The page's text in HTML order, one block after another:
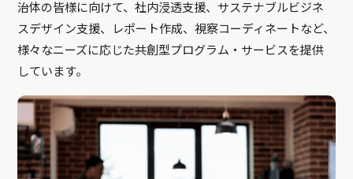
治体の皆様に向けて、社内浸透支援、サステナブルビジネ
スデザイン支援、レポート作成、視察コーディネートなど、
様々なニーズに応じた共創型プログラム・サービスを提供
しています。